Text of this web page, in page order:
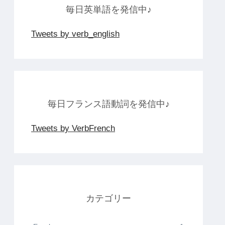
毎日英単語を発信中♪
Tweets by verb_english
毎日フランス語動詞を発信中♪
Tweets by VerbFrench
カテゴリー